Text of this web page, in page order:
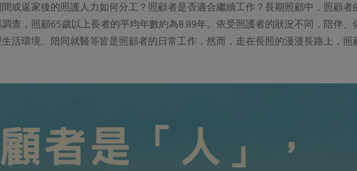
或返家後的照護人力如何分工？照顧者是否適合繼續工作？長期照顧中，照顧者
查，照顧65歲以上長者的平均年數約為8.89年。依受照護者的狀況不同，陪伴、
活環境、陪同就醫等皆是照顧者的日常工作，然而，走在長照的漫漫長路上，照